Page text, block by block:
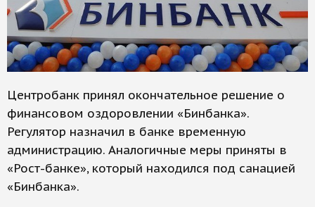
Центробанк принял окончательное решение о
финансовом оздоровлении «Бинбанка».
Регулятор назначил в банке временную
администрацию. Аналогичные меры приняты в
«Рост-банке», который находился под санацией
«Бинбанка».